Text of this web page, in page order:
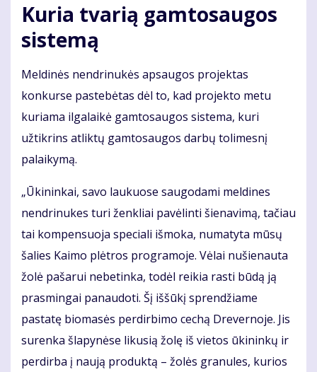
Kuria tvarią gamtosaugos
sistemą
Meldinės nendrinukės apsaugos projektas
konkurse pastebėtas dėl to, kad projekto metu
kuriama ilgalaikė gamtosaugos sistema, kuri
užtikrins atliktų gamtosaugos darbų tolimesnį
palaikymą.
„Ūkininkai, savo laukuose saugodami meldines
nendrinukes turi ženkliai pavėlinti šienavimą, tačiau
tai kompensuoja speciali išmoka, numatyta mūsų
šalies Kaimo plėtros programoje. Vėlai nušienauta
žolė pašarui nebetinka, todėl reikia rasti būdą ją
prasmingai panaudoti. Šį iššūkį sprendžiame
pastatę biomasės perdirbimo cechą Drevernoje. Jis
surenka šlapynėse likusią žolę iš vietos ūkininkų ir
perdirba į naują produktą – žolės granules, kurios